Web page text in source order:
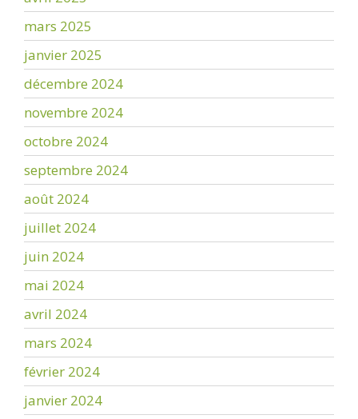
mars 2025
janvier 2025
décembre 2024
novembre 2024
octobre 2024
septembre 2024
août 2024
juillet 2024
juin 2024
mai 2024
avril 2024
mars 2024
février 2024
janvier 2024